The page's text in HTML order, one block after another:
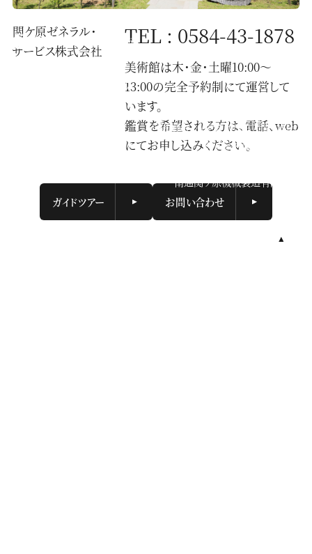
関ケ原ゼネラル・
サービス株式会社
TEL : 0584-43-1878
美術館は木・金・土曜10:00〜
13:00の完全予約制にて運営して
います。
鑑賞を希望される方は、電話、web
にてお申し込みください。
ガイドツアー お問い合わせ
岐阜県不破郡関ケ原町2067
一般財団法人せきがはら人間村財団
株式会社関ケ原製作所
南通関ケ原機械製造有限公司
戻る